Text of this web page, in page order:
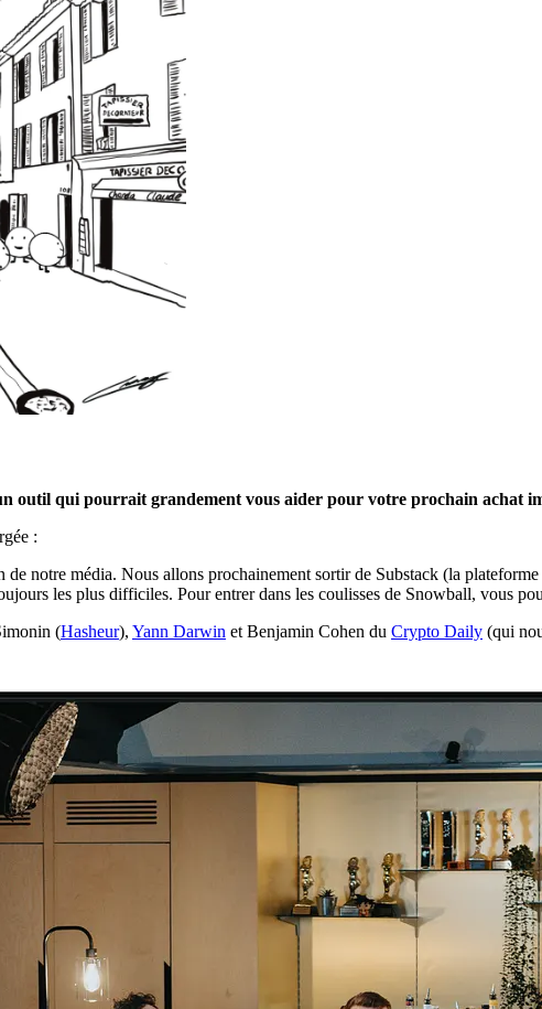
outil qui pourrait grandement vous aider pour votre prochain achat
:
notre média. Nous allons prochainement sortir de Substack (la
les plus difficiles. Pour entrer dans les coulisses de Snowball, vous
(Hasheur), Yann Darwin et Benjamin Cohen du Crypto Daily (qui